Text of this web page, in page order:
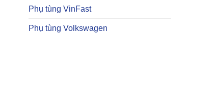
Phụ tùng VinFast
Phụ tùng Volkswagen